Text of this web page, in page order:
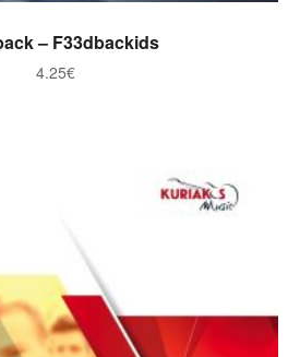
ADICIONAR
– F33dbackids
4.25€